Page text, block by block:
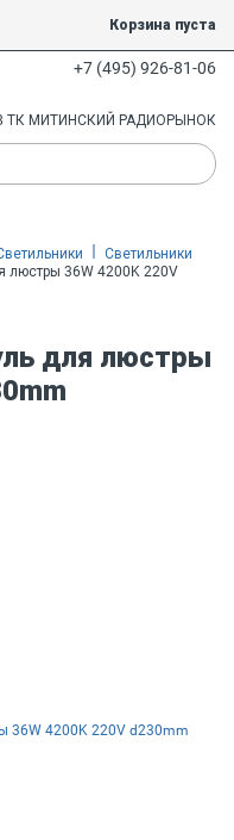
Корзина пуста
+7 (495) 926-81-06
ТК МИТИНСКИЙ РАДИОРЫНОК
Светильники
36W 4200K 220V
для люстры